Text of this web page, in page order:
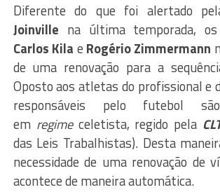
Diferente do que foi alertado
Joinville na última temporada,
Carlos Kila e Rogério Zimmermann
de uma renovação para a
Oposto aos atletas do profissional e
responsáveis pelo futebol
em regimeceletista, regido pela
das Leis Trabalhistas). Desta
necessidade de uma renovação de
acontece de maneira automática.